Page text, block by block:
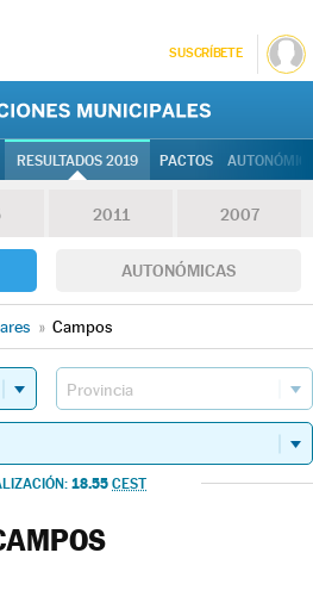
SUSCRÍBETE
RESULTADOS 2019 PACTOS
2011 2007
AUTONÓMICAS
» Campos
18.55 CEST